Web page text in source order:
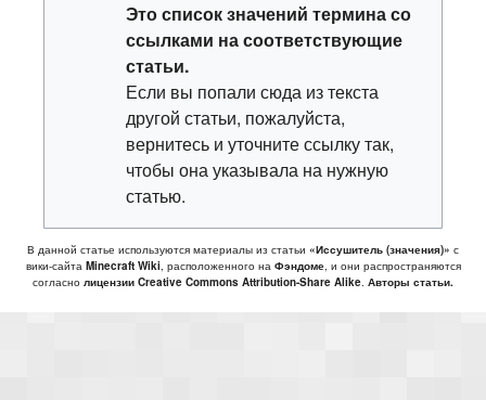
Этосписок значений терминасо
ссылками на соответствующие
статьи.
Если вы попали сюда из текста
другой статьи, пожалуйста,
вернитесь и уточните ссылку так,
чтобы она указывала на нужную
статью.
В данной статье используются материалы из статьи «Иссушитель (значения)» с
вики-сайта Minecraft Wiki, расположенного на Фэндоме, и они распространяются
согласно лицензии Creative Commons Attribution-Share Alike. Авторы статьи.